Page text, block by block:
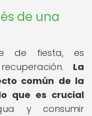
de una
de fiesta, es
La
común de la
que es crucial
y consumir